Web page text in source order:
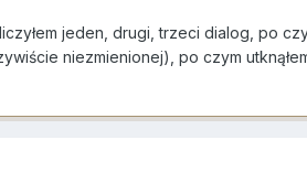
jeden, drugi, trzeci dialog, po
niezmienionej), po czym